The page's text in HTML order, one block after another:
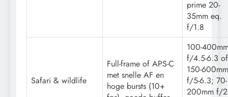
prime 20-
35mm eq.
f/1.8
Safari & wildlife
Full-frame of APS-C
met snelle AF en
hoge bursts (10+
100-
f/4.5-6.3 of
150-600mm
f/5-6.3; 70-
200mm f/